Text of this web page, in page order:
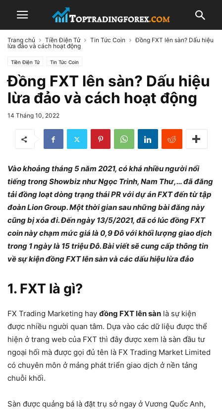
Trang chủ Tiền Điện Tử Tin Tức Coin
Đồng FXT lên sàn? Dấu hiệu
lừa đảo và cách hoạt động
Tiền Điện Tử Tin Tức Coin
Đồng FXT lên sàn? Dấu hiệu
lừa đảo và cách hoạt động
14 Tháng 10, 2022
Vào khoảng tháng 5 năm 2021, có khá nhiều người nổi
tiếng trong Showbiz như Ngọc Trinh, Nam Thư,… đã đăng
tải đồng loạt dòng trạng thái PR với dự án FXT đến từ tập
đoàn Lion Group. Một thời gian sau những bài đăng này
cũng bị xóa đi. Đến ngày 13/5/2021, đã có lúc đồng FXT
coin này chạm mức giá là 0,9 Đô với khối lượng giao dịch
trong 1 ngày là 15 triệu Đô. Bài viết sẽ cung cấp thông tin
về sự kiện đồng FXT lên sàn và các dấu hiệu lừa đảo
1. FXT là gì?
FX Trading Marketing hay đồng FXT lên sàn là sự kiện
được nhiều người quan tâm. Dựa vào các dữ liệu được thể
hiện ở trang web của FXT thì đây được xem là sàn đầu tư
ngoại hối mà được gọi đủ tên là FX Trading Market Limited
có chuyên môn ở mảng phát triển giao dịch ở nền tảng
chuỗi khối.
Sàn được quảng bá là đặt trụ sở ngay ở Vương Quốc Anh,